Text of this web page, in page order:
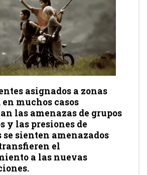
asignados a zonas
muchos casos
las amenazas de grupos
y las presiones de
se sienten amenazados
el
a las nuevas